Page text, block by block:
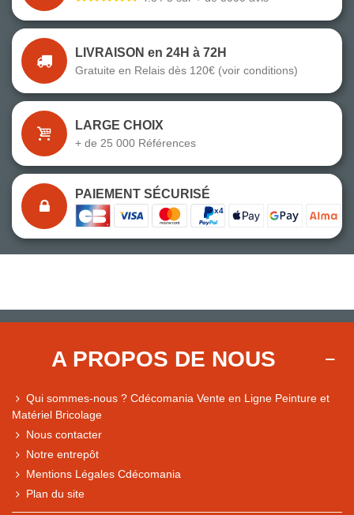
LIVRAISON en 24H à 72H
Gratuite en Relais dès 120€ (voir conditions)
LARGE CHOIX
+ de 25 000 Références
PAIEMENT SÉCURISÉ
A PROPOS DE NOUS
Qui sommes-nous ? Cdécomania Vente en Ligne Peinture et
Matériel Bricolage
Nous contacter
Notre entrepôt
Mentions Légales Cdécomania
Plan du site